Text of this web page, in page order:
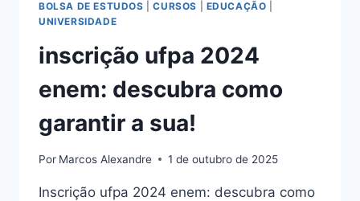
BOLSA DE ESTUDOS |CURSOS EDUCAÇÃO
UNIVERSIDADE
inscrição ufpa 2024
enem: descubra como
garantir a sua!
Por Marcos Alexandre 1 de outubro de 2025
Inscrição ufpa 2024 enem: descubra como